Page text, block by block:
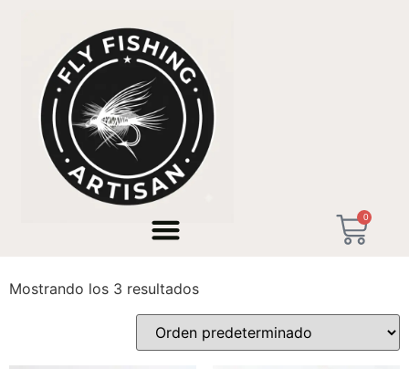
0
/ Productos etiquetados “Caña Tenkara 3.60m”
Caña Tenkara 3.60m
Mostrando los 3 resultados